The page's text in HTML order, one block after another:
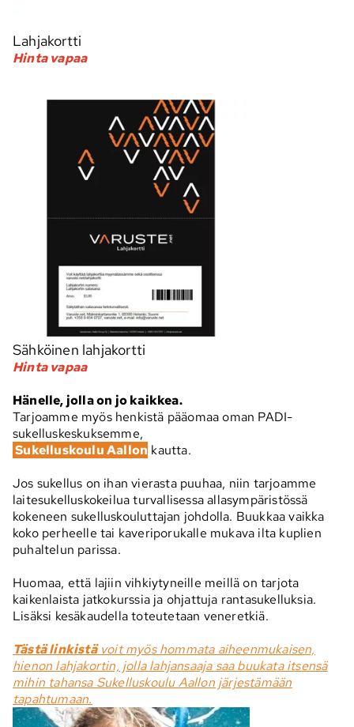
Lahjakortti
Hinta vapaa
Sähköinen lahjakortti
Hinta vapaa
Hänelle, jolla on jo kaikkea.
Tarjoamme myös henkistä pääomaa oman PADI-
sukelluskeskuksemme,
Sukelluskoulu Aallon kautta.
Jos sukellus on ihan vierasta puuhaa, niin tarjoamme
laitesukelluskokeilua turvallisessa allasympäristössä
kokeneen sukelluskouluttajan johdolla. Buukkaa vaikka
koko perheelle tai kaveriporukalle mukava ilta kuplien
puhaltelun parissa.
Huomaa, että lajiin vihkiytyneille meillä on tarjota
kaikenlaista jatkokurssia ja ohjattuja rantasukelluksia.
Lisäksi kesäkaudella toteutetaan veneretkiä.
Tästä linkistävoit myös hommata aiheenmukaisen,
hienon lahjakortin, jolla lahjansaaja saa buukata itsensä
mihin tahansa Sukelluskoulu Aallon järjestämään
tapahtumaan.